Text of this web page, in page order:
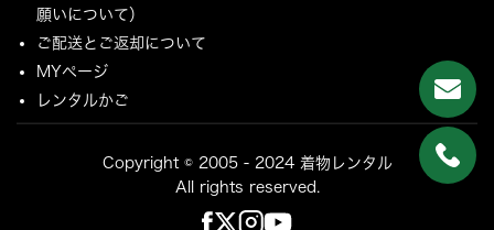
願いについて）
ご配送とご返却について
MYページ
レンタルかご
Copyright © 2005 - 2024 着物レンタル
All rights reserved.